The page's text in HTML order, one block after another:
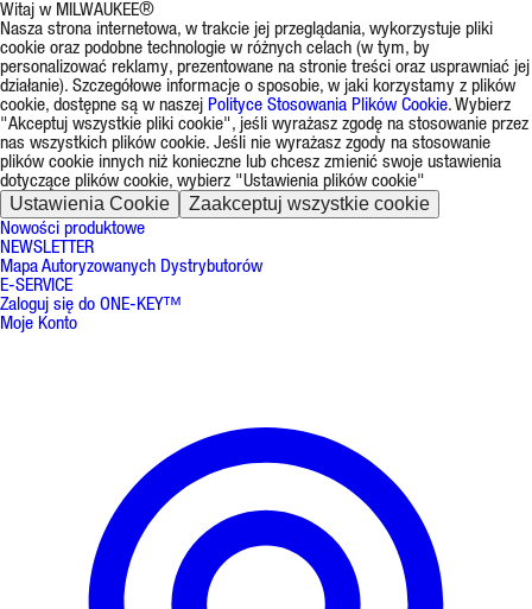
Witaj w MILWAUKEE®
Nasza strona internetowa, w trakcie jej przeglądania, wykorzystuje pliki
cookie oraz podobne technologie w różnych celach (w tym, by
personalizować reklamy, prezentowane na stronie treści oraz usprawniać jej
działanie). Szczegółowe informacje o sposobie, w jaki korzystamy z plików
cookie, dostępne są w naszej Polityce Stosowania Plików Cookie. Wybierz
"Akceptuj wszystkie pliki cookie", jeśli wyrażasz zgodę na stosowanie przez
nas wszystkich plików cookie. Jeśli nie wyrażasz zgody na stosowanie
plików cookie innych niż konieczne lub chcesz zmienić swoje ustawienia
dotyczące plików cookie, wybierz "Ustawienia plików cookie"
Ustawienia Cookie Zaakceptuj wszystkie cookie
Nowości produktowe
NEWSLETTER
Mapa Autoryzowanych Dystrybutorów
E-SERVICE
Zaloguj się do ONE-KEY™
Moje Konto